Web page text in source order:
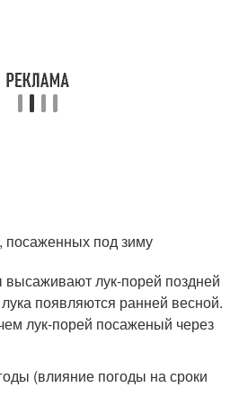
посаженных под зиму
лук-порей поздней
появляются ранней весной.
лук-порей посаженый через
(влияние погоды на сроки